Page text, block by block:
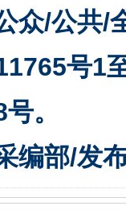
众/公共/
号1
。
编部/发